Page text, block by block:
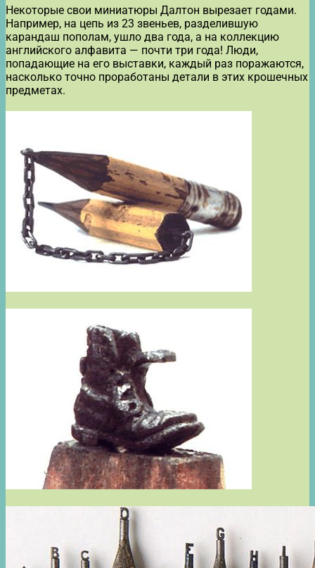
Некоторые свои миниатюры Далтон вырезает годами.
Например, на цепь из 23 звеньев, разделившую
карандаш пополам, ушло два года, а на коллекцию
английского алфавита — почти три года! Люди,
попадающие на его выставки, каждый раз поражаются,
насколько точно проработаны детали в этих крошечных
предметах.